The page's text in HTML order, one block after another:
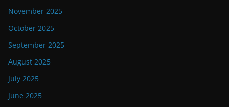
November 2025
October 2025
September 2025
August 2025
July 2025
June 2025